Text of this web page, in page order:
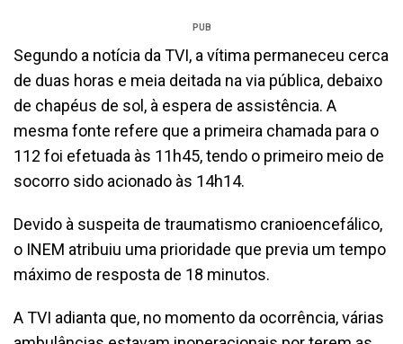
PUB
Segundo a notícia da TVI, a vítima permaneceu cerca
de duas horas e meia deitada na via pública, debaixo
de chapéus de sol, à espera de assistência. A
mesma fonte refere que a primeira chamada para o
112 foi efetuada às 11h45, tendo o primeiro meio de
socorro sido acionado às 14h14.
Devido à suspeita de traumatismo cranioencefálico,
o INEM atribuiu uma prioridade que previa um tempo
máximo de resposta de 18 minutos.
A TVI adianta que, no momento da ocorrência, várias